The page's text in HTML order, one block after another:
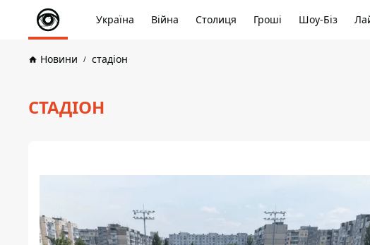
Україна Війна Столиця Гроші Шоу-Біз
Новини стадіон
СТАДІОН